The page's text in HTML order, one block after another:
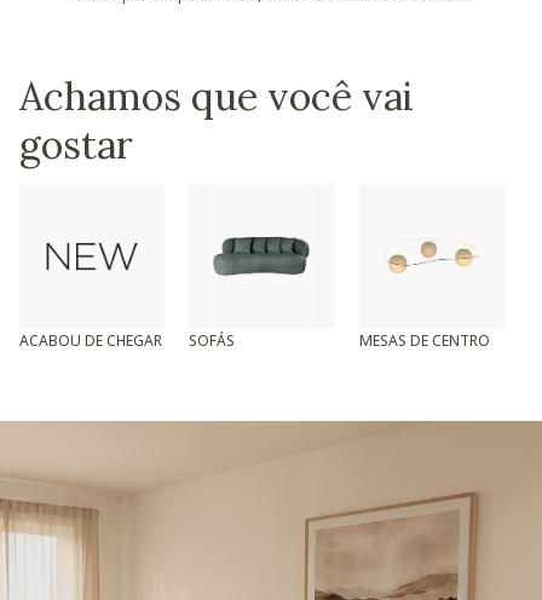
Achamos que você vai
gostar
ACABOU DE CHEGAR SOFÁS MESAS DE CENTRO